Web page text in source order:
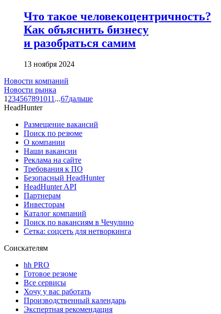
Что такое человеко­центричность?
Как объяснить бизнесу
и разобраться самим
13 ноября 2024
Новости компаний
Новости рынка
1 234567891011 ...67дальше
HeadHunter
Размещение вакансий
Поиск по резюме
О компании
Наши вакансии
Реклама на сайте
Требования к ПО
Безопасный HeadHunter
HeadHunter API
Партнерам
Инвесторам
Каталог компаний
Поиск по вакансиям в Чечулино
Сетка: соцсеть для нетворкинга
Соискателям
hh PRO
Готовое резюме
Все сервисы
Хочу у вас работать
Производственный календарь
Экспертная рекомендация